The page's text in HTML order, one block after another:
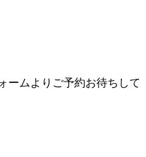
ームよりご予約お待ちして